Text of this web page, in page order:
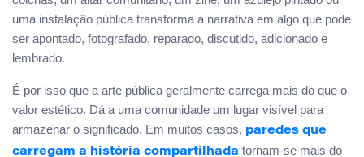
uma instalação pública transforma a narrativa em algo que pode
ser apontado, fotografado, reparado, discutido, adicionado e
lembrado.
É por isso que a arte pública geralmente carrega mais do que o
valor estético. Dá a uma comunidade um lugar visível para
armazenar o significado. Em muitos casos, paredes que
carregam a história compartilhada tornam-se mais do